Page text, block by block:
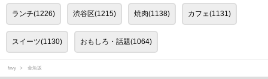
ランチ(1226) 渋谷区(1215) 焼肉(1138) カフェ(1131)
スイーツ(1130) おもしろ・話題(1064)
favy 金魚坂